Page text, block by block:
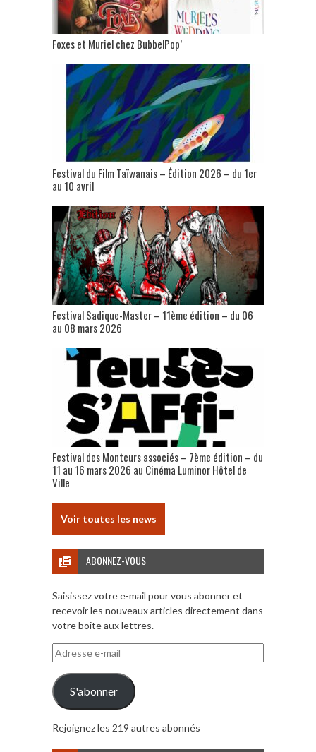
Foxes et Muriel chez BubbelPop’
Festival du Film Taïwanais – Édition 2026 – du 1er
au 10 avril
Festival Sadique-Master – 11ème édition – du 06
au 08 mars 2026
Festival des Monteurs associés – 7ème édition – du
11 au 16 mars 2026 au Cinéma Luminor Hôtel de
Ville
Voir toutes les news
ABONNEZ-VOUS
Saisissez votre e-mail pour vous abonner et
recevoir les nouveaux articles directement dans
votre boite aux lettres.
Adresse
e-
mail
S'abonner
Rejoignez les 219 autres abonnés